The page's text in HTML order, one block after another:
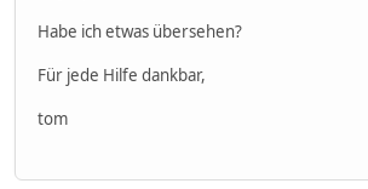
Habe ich etwas übersehen?
Für jede Hilfe dankbar,
tom